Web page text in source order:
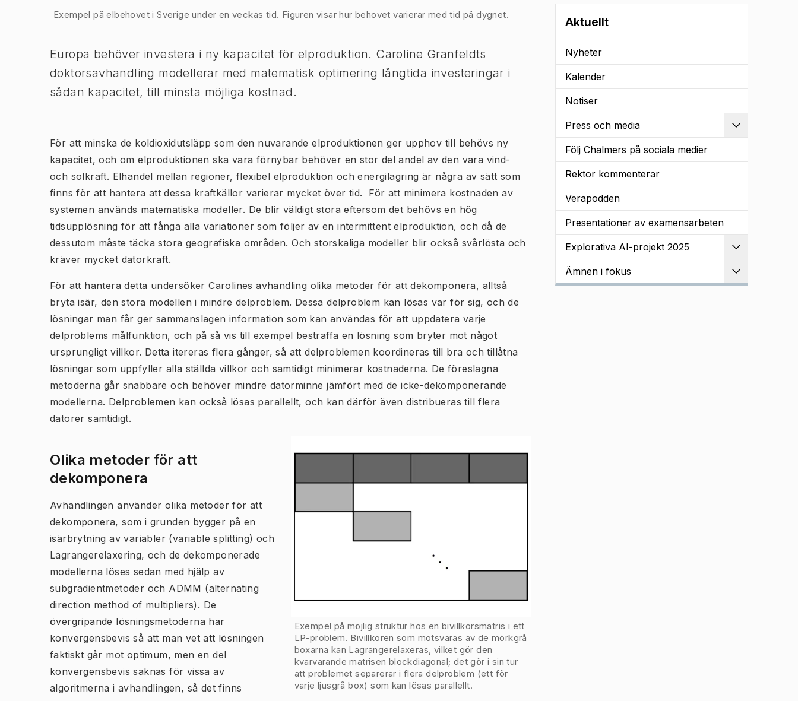
Bild 1 av 1
Exempel på elbehovet i Sverige under en veckas tid. Figuren visar hur behovet varierar med tid på dygnet.
Europa behöver investera i ny kapacitet för elproduktion. Caroline Granfeldts
doktorsavhandling modellerar med matematisk optimering långtida investeringar i
sådan kapacitet, till minsta möjliga kostnad.
För att minska de koldioxidutsläpp som den nuvarande elproduktionen ger upphov till behövs ny
kapacitet, och om elproduktionen ska vara förnybar behöver en stor del andel av den vara vind-
och solkraft. Elhandel mellan regioner, flexibel elproduktion och energilagring är några av sätt som
finns för att hantera att dessa kraftkällor varierar mycket över tid. För att minimera kostnaden av
systemen används matematiska modeller. De blir väldigt stora eftersom det behövs en hög
tidsupplösning för att fånga alla variationer som följer av en intermittent elproduktion, och då de
dessutom måste täcka stora geografiska områden. Och storskaliga modeller blir också svårlösta och
kräver mycket datorkraft.
För att hantera detta undersöker Carolines avhandling olika metoder för att dekomponera, alltså
bryta isär, den stora modellen i mindre delproblem. Dessa delproblem kan lösas var för sig, och de
lösningar man får ger sammanslagen information som kan användas för att uppdatera varje
delproblems målfunktion, och på så vis till exempel bestraffa en lösning som bryter mot något
ursprungligt villkor. Detta itereras flera gånger, så att delproblemen koordineras till bra och tillåtna
lösningar som uppfyller alla ställda villkor och samtidigt minimerar kostnaderna. De föreslagna
metoderna går snabbare och behöver mindre datorminne jämfört med de icke-dekomponerande
modellerna. Delproblemen kan också lösas parallellt, och kan därför även distribueras till flera
datorer samtidigt.
Exempel på möjlig struktur hos en bivillkorsmatris i ett
LP-problem. Bivillkoren som motsvaras av de mörkgrå
boxarna kan Lagrangerelaxeras, vilket gör den
kvarvarande matrisen blockdiagonal; det gör i sin tur
att problemet separerar i flera delproblem (ett för
varje ljusgrå box) som kan lösas parallellt.
Olika metoder för att
dekomponera
Avhandlingen använder olika metoder för att
dekomponera, som i grunden bygger på en
isärbrytning av variabler (variable splitting) och
Lagrangerelaxering, och de dekomponerade
modellerna löses sedan med hjälp av
subgradientmetoder och ADMM (alternating
direction method of multipliers). De
övergripande lösningsmetoderna har
konvergensbevis så att man vet att lösningen
faktiskt går mot optimum, men en del
konvergensbevis saknas för vissa av
algoritmerna i avhandlingen, så det finns
Aktuellt
Nyheter
Kalender
Notiser
Press och media
Följ Chalmers på sociala medier
Rektor kommenterar
Verapodden
Presentationer av examensarbeten
Explorativa AI-projekt 2025
Ämnen i fokus